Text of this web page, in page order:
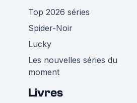
Top 2026 séries
Spider-Noir
Lucky
Les nouvelles séries du
moment
Livres